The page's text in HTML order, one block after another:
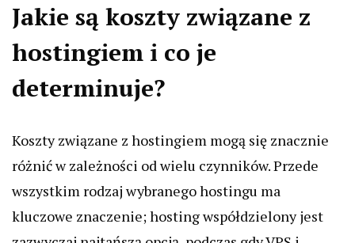
Jakie są koszty związane z
hostingiem i co je
determinuje?
Koszty związane z hostingiem mogą się znacznie
różnić w zależności od wielu czynników. Przede
wszystkim rodzaj wybranego hostingu ma
kluczowe znaczenie; hosting współdzielony jest